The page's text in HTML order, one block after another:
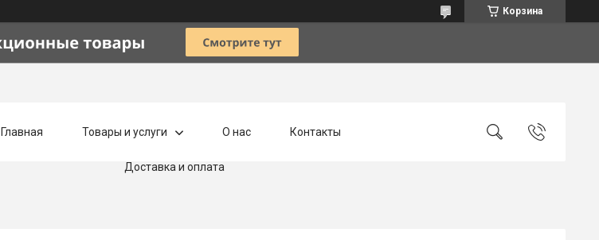
Корзина
Главная Товары и услуги О нас Контакты
Доставка и оплата